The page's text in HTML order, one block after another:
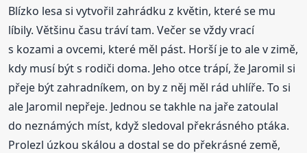
Blízko lesa si vytvořil zahrádku z květin, které se mu
líbily. Většinu času tráví tam. Večer se vždy vrací
s kozami a ovcemi, které měl pást. Horší je to ale v zimě,
kdy musí být s rodiči doma. Jeho otce trápí, že Jaromil si
přeje být zahradníkem, on by z něj měl rád uhlíře. To si
ale Jaromil nepřeje. Jednou se takhle na jaře zatoulal
do neznámých míst, když sledoval překrásného ptáka.
Prolezl úzkou skálou a dostal se do překrásné země,